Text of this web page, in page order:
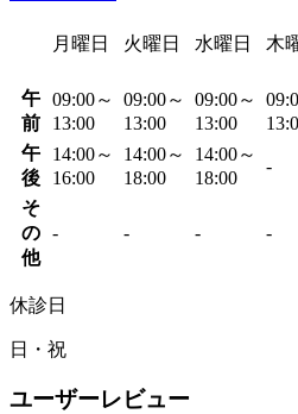
月曜日 火曜日 水曜日 木
午
前
09:00～
13:00
09:00～
13:00
09:00～
13:00
午
後
14:00～
16:00
14:00～
18:00
14:00～
18:00
-
そ
の
他
- - - -
休診日
日・祝
ユーザーレビュー